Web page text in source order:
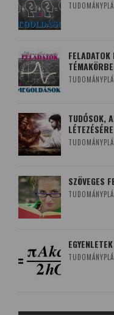
FELADATOK
TUDÓSOK,
LÉTEZÉSÉRE
SZÖVEGES